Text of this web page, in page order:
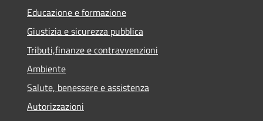
Educazione e formazione
Giustizia e sicurezza pubblica
Tributi,finanze e contravvenzioni
Ambiente
Salute, benessere e assistenza
Autorizzazioni